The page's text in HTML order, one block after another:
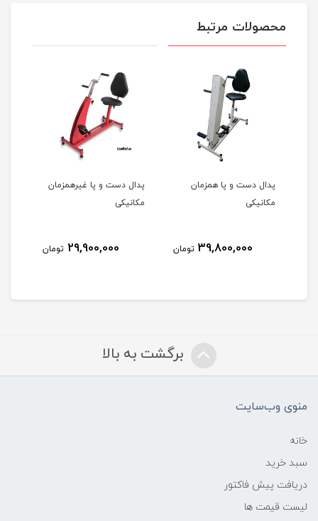
محصولات مرتبط
پدال دست و پا همزمان
مکانیکی
39,800,000 تومان
پدال دست و پا غیرهمزمان
مکانیکی
29,900,000 تومان
برگشت به بالا
منوی وب‌سایت
خانه
سبد خرید
دریافت پیش فاکتور
لیست قیمت ها